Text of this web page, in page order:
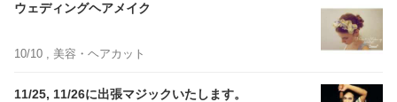
ウェディングヘアメイク
10/10 , 美容・ヘアカット
11/25, 11/26に出張マジックいたします。